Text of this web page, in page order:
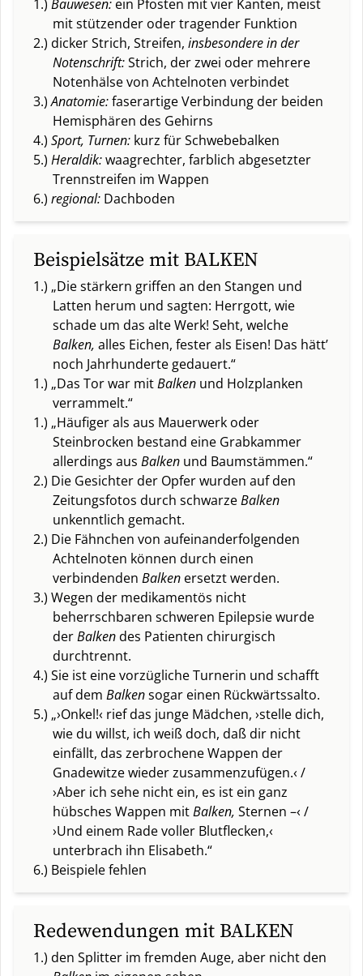
1.) Bauwesen: ein Pfosten mit vier Kanten, meist
mit stützender oder tragender Funktion
2.) dicker Strich, Streifen, insbesondere in der
Notenschrift:Strich, der zwei oder mehrere
Notenhälse von Achtelnoten verbindet
3.)Anatomie:faserartige Verbindung der beiden
Hemisphären des Gehirns
4.) Sport, Turnen: kurz für Schwebebalken
5.) Heraldik:waagrechter, farblich abgesetzter
Trennstreifen im Wappen
6.) regional: Dachboden
Beispielsätze mit BALKEN
1.) „Die stärkern griffen an den Stangen und
Latten herum und sagten: Herrgott, wie
schade um das alte Werk! Seht, welche
Balken, alles Eichen, fester als Eisen! Das hätt’
noch Jahrhunderte gedauert.“
1.) „Das Tor war mitBalken und Holzplanken
verrammelt.“
1.) „Häufiger als aus Mauerwerk oder
Steinbrocken bestand eine Grabkammer
allerdings aus Balken und Baumstämmen.“
2.) Die Gesichter der Opfer wurden auf den
Zeitungsfotos durch schwarzeBalken
unkenntlich gemacht.
2.) Die Fähnchen von aufeinanderfolgenden
Achtelnoten können durch einen
verbindenden Balken ersetzt werden.
3.) Wegen der medikamentös nicht
beherrschbaren schweren Epilepsie wurde
derBalkendes Patienten chirurgisch
durchtrennt.
4.) Sie ist eine vorzügliche Turnerin und schafft
auf dem Balkensogar einen Rückwärtssalto.
5.) „›Onkel!‹ rief das junge Mädchen, ›stelle dich,
wie du willst, ich weiß doch, daß dir nicht
einfällt, das zerbrochene Wappen der
Gnadewitze wieder zusammenzufügen.‹ /
›Aber ich sehe nicht ein, es ist ein ganz
hübsches Wappen mitBalken, Sternen –‹ /
›Und einem Rade voller Blutflecken,‹
unterbrach ihn Elisabeth.“
6.) Beispiele fehlen
Redewendungen mit BALKEN
1.) den Splitter im fremden Auge, aber nicht den